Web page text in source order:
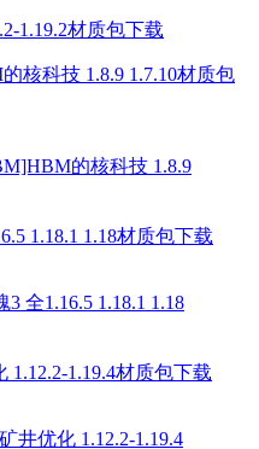
核科技 1.8.9 1.7.10材质包
1.18.1 1.18材质包下载
1.19.4材质包下载